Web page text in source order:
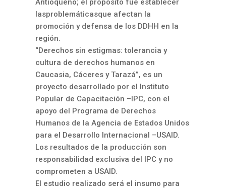
Antioqueño; el propósito fue establecer
lasproblemáticasque afectan la
promoción y defensa de los DDHH en la
región.
“Derechos sin estigmas: tolerancia y
cultura de derechos humanos en
Caucasia, Cáceres y Tarazá”, es un
proyecto desarrollado por el Instituto
Popular de Capacitación –IPC, con el
apoyo del Programa de Derechos
Humanos de la Agencia de Estados Unidos
para el Desarrollo Internacional –USAID.
Los resultados de la producción son
responsabilidad exclusiva del IPC y no
comprometen a USAID.
El estudio realizado será el insumo para